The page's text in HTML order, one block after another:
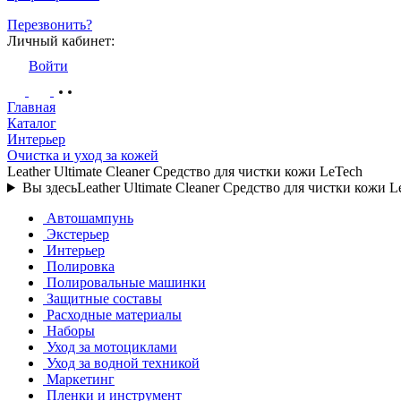
Перезвонить?
Личный кабинет:
Войти
Главная
Каталог
Интерьер
Очистка и уход за кожей
Leather Ultimate Cleaner Средство для чистки кожи LeTech
Вы здесьLeather Ultimate Cleaner Средство для чистки кожи
Автошампунь
Экстерьер
Интерьер
Полировка
Полировальные машинки
Защитные составы
Расходные материалы
Наборы
Уход за мотоциклами
Уход за водной техникой
Маркетинг
Пленки и инструмент